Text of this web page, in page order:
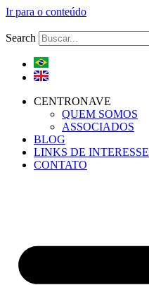
Ir para o conteúdo
Search
CENTRONAVE
QUEM SOMOS
ASSOCIADOS
BLOG
LINKS DE INTERESSE
CONTATO